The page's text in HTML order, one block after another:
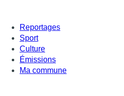
Reportages
Sport
Culture
Émissions
Ma commune